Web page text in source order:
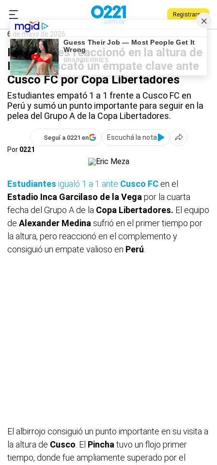
Registrarse
0221.com.ar Deportes
6 de mayo de 2026
Estudiantes reaccionó en la altura de
Perú y rescató un empate clave ante
Cusco FC por Copa Libertadores
Estudiantes empató 1 a 1 frente a Cusco FC en
Perú y sumó un punto importante para seguir en la
pelea del Grupo A de la Copa Libertadores.
Seguí a 0221 en
Escuchá la nota
Por 0221
Estudiantes igualó 1 a 1 ante Cusco FC en el
Estadio Inca Garcilaso de la Vega por la cuarta
fecha del Grupo A de la Copa Libertadores. El equipo
de Alexander Medina sufrió en el primer tiempo por
la altura, pero reaccionó en el complemento y
consiguió un empate valioso en Perú
El albirrojo consiguió un punto importante en su visita a
la altura de Cusco . El Pincha tuvo un flojo primer
tiempo, donde fue ampliamente superado por el